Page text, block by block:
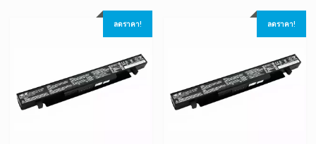
ลดราคา! ลดราคา!